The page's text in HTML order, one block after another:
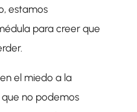
estamos
para creer que
el miedo a la
no podemos